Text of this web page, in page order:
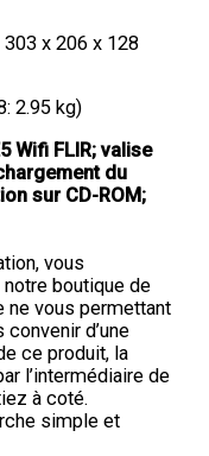
x 206 x 128
2.95 kg)
Wifi FLIR; valise
du
sur CD-ROM;
vous
boutique de
ne vous permettant
d’une
ce produit, la
l’intermédiaire de
à coté.
simple et